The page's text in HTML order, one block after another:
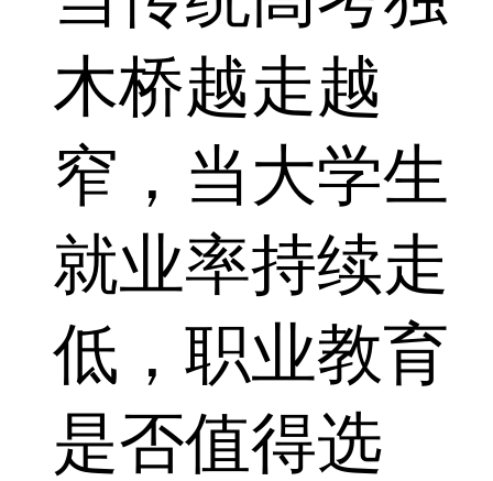
木桥越走越
窄，当大学生
就业率持续走
低，职业教育
是否值得选